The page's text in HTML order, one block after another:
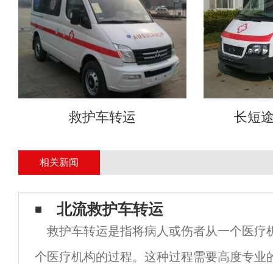
救护车转运 长短
相关新闻
北流救护车转运
救护车转运是指将病人或伤者从一个医疗
个医疗机构的过程。这种过程需要高度专业